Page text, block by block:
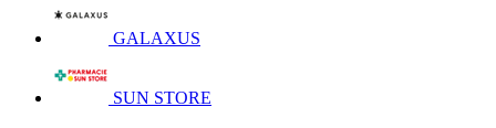
GALAXUS
SUN STORE